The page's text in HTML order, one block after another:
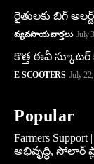
రైతులకు బిగ్
వ్యవసాయ వార్తలు July
కొత్త ఈవీ
E-SCOOTERS July
Popular
Farmers
అభివృద్ధి, సోలార్